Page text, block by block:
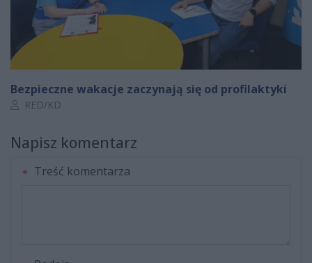
Bezpieczne wakacje zaczynają się od profilaktyki
Autor artykułu:
RED/KD
Napisz komentarz
Treść komentarza